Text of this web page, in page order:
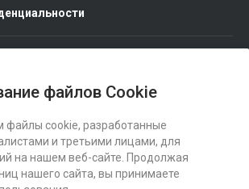
файлов Cookie
файлы cookie, разработанные
и третьими лицами, для
на нашем веб-сайте. Продолжая
нашего сайта, вы принимаете
Мы в соц. сетях